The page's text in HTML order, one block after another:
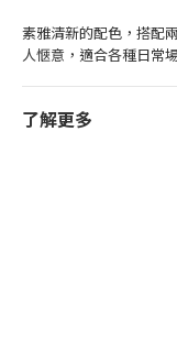
素雅清新的配色，搭配
人愜意，適合各種日常
了解更多